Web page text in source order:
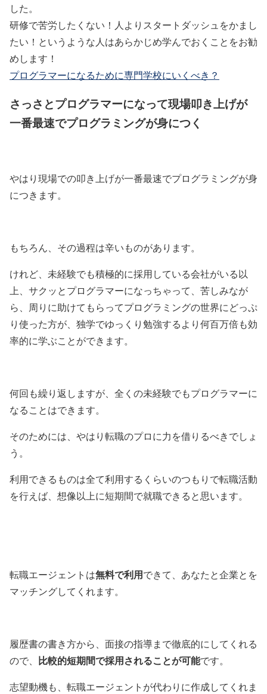
した。
研修で苦労したくない！人よりスタートダッシュをかまし
たい！というような人はあらかじめ学んでおくことをお勧
めします！
プログラマーになるために専門学校にいくべき？
さっさとプログラマーになって現場叩き上げが
一番最速でプログラミングが身につく
やはり現場での叩き上げが一番最速でプログラミングが身
につきます。
もちろん、その過程は辛いものがあります。
けれど、未経験でも積極的に採用している会社がいる以
上、サクッとプログラマーになっちゃって、苦しみなが
ら、周りに助けてもらってプログラミングの世界にどっぷ
り使った方が、独学でゆっくり勉強するより何百万倍も効
率的に学ぶことができます。
何回も繰り返しますが、全くの未経験でもプログラマーに
なることはできます。
そのためには、やはり転職のプロに力を借りるべきでしょ
う。
利用できるものは全て利用するくらいのつもりで転職活動
を行えば、想像以上に短期間で就職できると思います。
転職エージェントは無料で利用できて、あなたと企業とを
マッチングしてくれます。
履歴書の書き方から、面接の指導まで徹底的にしてくれる
ので、 比較的短期間で採用されることが可能です。
志望動機も、転職エージェントが代わりに作成してくれま